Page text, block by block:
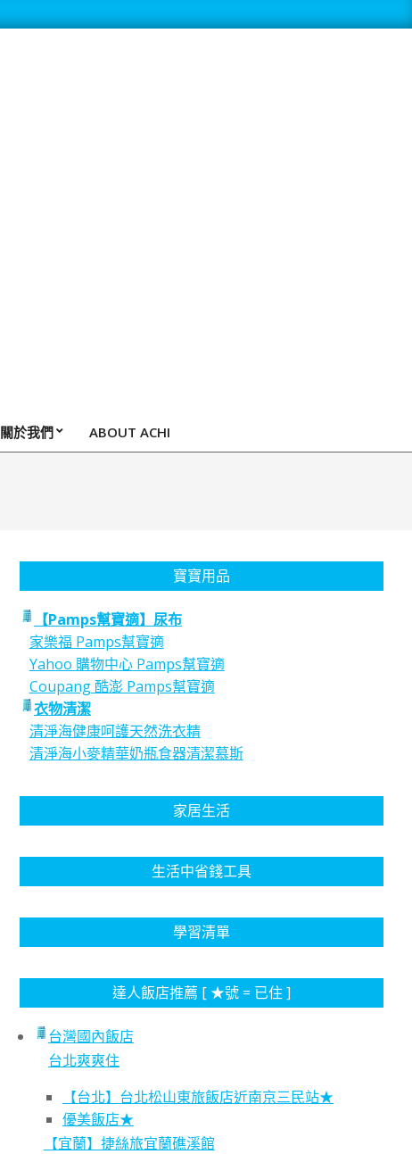
關於我們 ABOUT ACHI
寶寶用品
【Pamps幫寶適】尿布
家樂福 Pamps幫寶適
Yahoo 購物中心 Pamps幫寶適
Coupang 酷澎 Pamps幫寶適
衣物清潔
清淨海健康呵護天然洗衣精
清淨海小麥精華奶瓶食器清潔慕斯
家居生活
生活中省錢工具
學習清單
達人飯店推薦 [ ★號 = 已住 ]
台灣國內飯店
台北爽爽住
【台北】台北松山東旅飯店近南京三民站★
優美飯店★
【宜蘭】捷絲旅宜蘭礁溪館